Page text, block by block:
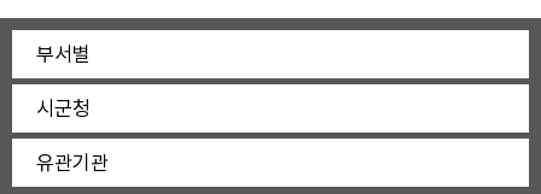
부서별
시군청
유관기관